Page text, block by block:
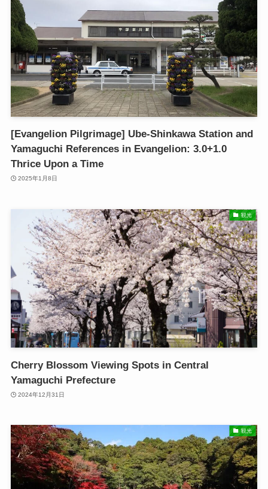
[Evangelion Pilgrimage] Ube-Shinkawa Station and
Yamaguchi References in Evangelion: 3.0+1.0
Thrice Upon a Time
2025年1月8日
観光
Cherry Blossom Viewing Spots in Central
Yamaguchi Prefecture
2024年12月31日
観光